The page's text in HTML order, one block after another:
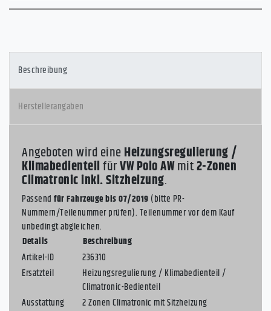
Beschreibung
Herstellerangaben
Angeboten wird eineHeizungsregulierung /
KlimabedienteilfürVW Polo AWmit2-Zonen
Climatronic inkl. Sitzheizung.
Passend für Fahrzeuge bis 07/2019 (bitte PR-
Nummern/Teilenummer prüfen). Teilenummer vor dem Kauf
unbedingt abgleichen.
Details
Beschreibung
Artikel-ID
236310
Ersatzteil
Heizungsregulierung / Klimabedienteil /
Climatronic-Bedienteil
Ausstattung
2 Zonen Climatronic mit Sitzheizung